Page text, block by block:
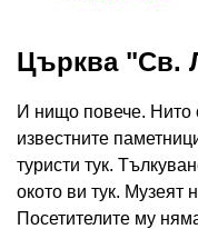
Църква "Св.
И нищо повече. Нито
известните
туристи тук.
окото ви тук. Музеят
Посетителите му